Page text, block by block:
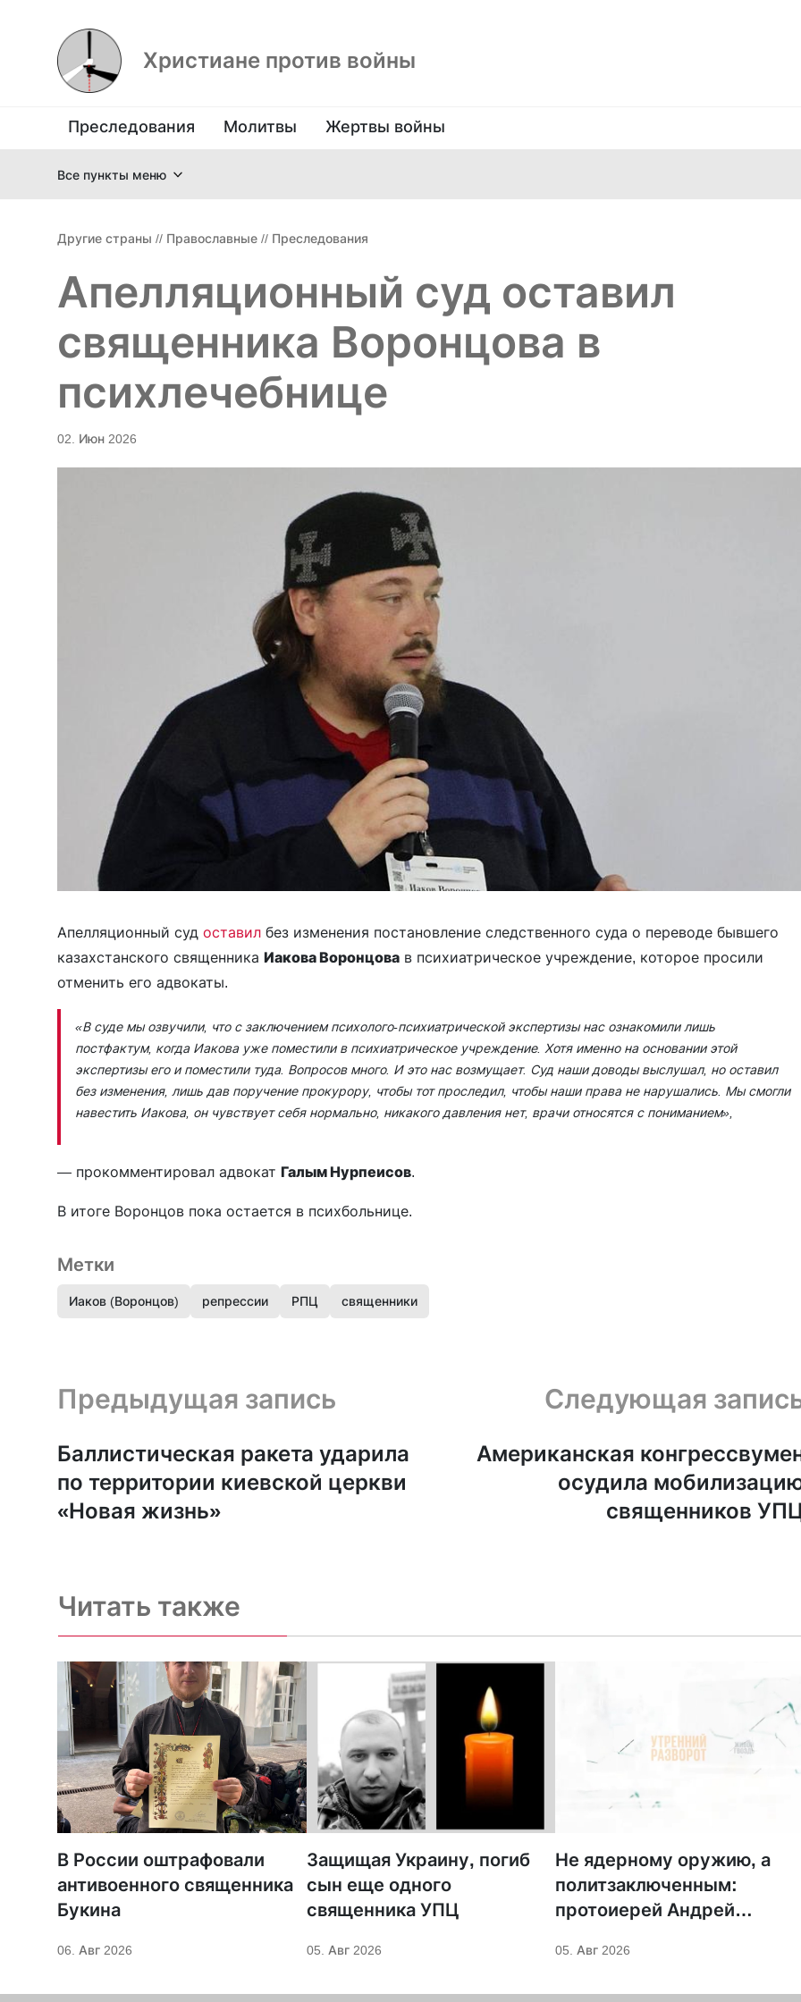
Христиане против войны
Преследования Молитвы Жертвы войны
Все пункты меню
Другие страны // Православные // Преследования
Апелляционный суд оставил
священника Воронцова в
психлечебнице
02. Июн 2026
Апелляционный суд оставил без изменения постановление следственного суда о переводе бывшего
казахстанского священника Иакова Воронцова в психиатрическое учреждение, которое просили
отменить его адвокаты.
«В суде мы озвучили, что с заключением психолого-психиатрической экспертизы нас ознакомили лишь
постфактум, когда Иакова уже поместили в психиатрическое учреждение. Хотя именно на основании этой
экспертизы его и поместили туда. Вопросов много. И это нас возмущает. Суд наши доводы выслушал, но оставил
без изменения, лишь дав поручение прокурору, чтобы тот проследил, чтобы наши права не нарушались. Мы смогли
навестить Иакова, он чувствует себя нормально, никакого давления нет, врачи относятся с пониманием»,
— прокомментировал адвокат Галым Нурпеисов.
В итоге Воронцов пока остается в психбольнице.
Метки
Иаков (Воронцов) репрессии РПЦ священники
Предыдущая запись и следующая запись
Предыдущая запись
Баллистическая ракета ударила
по территории киевской церкви
«Новая жизнь»
Следующая
Американская
осудила
священников
Читать также
В России оштрафовали
антивоенного священника
Букина
06. Авг 2026
Защищая Украину, погиб
сын еще одного
священника УПЦ
05. Авг 2026
Не ядерному оружию, а
политзаключенным:
протоиерей Андрей
иное покровительство для
05. Авг 2026